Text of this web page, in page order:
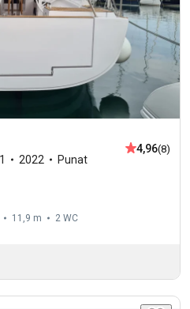
2022 Punat
4,96(8)
11,9 m 2 WC